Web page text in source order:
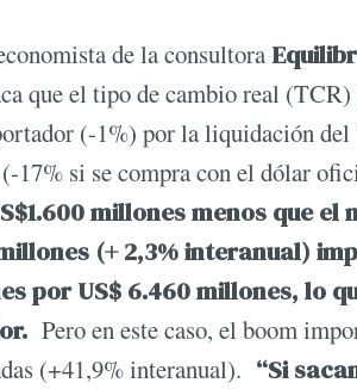
de la consultora
que el tipo de cambio real
(-1%) por la liquidación del
17% si se compra con el dólar
millones menos que el
(+ 2,3% interanual)
por US$ 6.460 millones, lo
Pero en este caso, el boom
(+41,9% interanual). “Si